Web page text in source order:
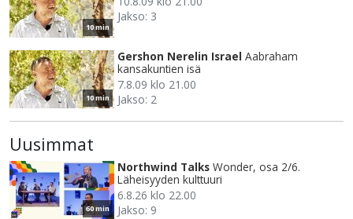
10 min
Jakso: 3
10 min
Gershon Nerelin Israel Aabraham
kansakuntien isä
7.8.09 klo 21.00
Jakso: 2
Uusimmat
60 min
Northwind Talks Wonder, osa 2/6.
Läheisyyden kulttuuri
6.8.26 klo 22.00
Jakso: 9